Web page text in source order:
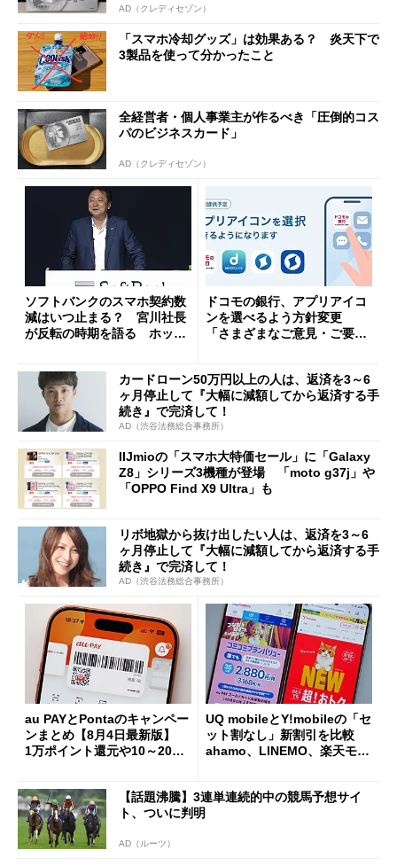
AD（クレディセゾン）
「スマホ冷却グッズ」は効果ある？ 炎天下で
3製品を使って分かったこと
全経営者・個人事業主が作るべき「圧倒的コス
パのビジネスカード」
AD（クレディセゾン）
ソフトバンクのスマホ契約数
減はいつ止まる？ 宮川社長
が反転の時期を語る ホッピ
ドコモの銀行、アプリアイコ
ンを選べるよう方針変更
「さまざまなご意見・ご要望
カードローン50万円以上の人は、返済を3～6
ヶ月停止して『大幅に減額してから返済する手
続き』で完済して！
AD（渋谷法務総合事務所）
IIJmioの「スマホ大特価セール」に「Galaxy
Z8」シリーズ3機種が登場 「moto g37j」や
「OPPO Find X9 Ultra」も
リボ地獄から抜け出したい人は、返済を3～6
ヶ月停止して『大幅に減額してから返済する手
続き』で完済して！
AD（渋谷法務総合事務所）
au PAYとPontaのキャンペー
ンまとめ【8月4日最新版】
1万ポイント還元や10～20％
UQ mobileとY!mobileの「セ
ット割なし」新割引を比較
ahamo、LINEMO、楽天モバ
【話題沸騰】3連単連続的中の競馬予想サイ
ト、ついに判明
AD（ルーツ）